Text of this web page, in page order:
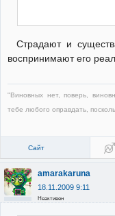
Страдают и
воспринимают его
"Виновных нет, поверь,
тебе любого оправдать,
Сайт
amarakaruna
18.11.2009 9:11
Неактивен